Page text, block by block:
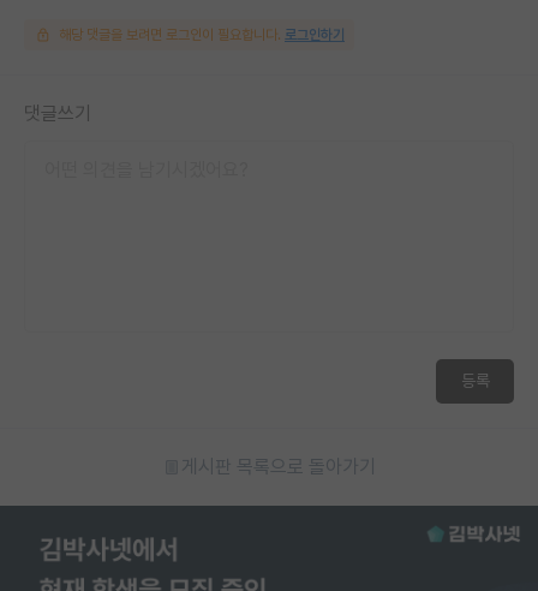
해당 댓글을 보려면 로그인이 필요합니다. 로그인하기
댓글쓰기
등록
게시판 목록으로 돌아가기